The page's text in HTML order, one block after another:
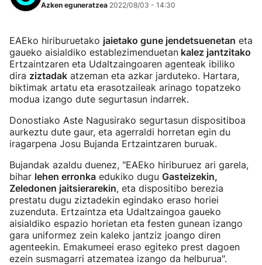
Azken eguneratzea 2022/08/03 - 14:30
EAEko hiriburuetako jaietako gune jendetsuenetan eta
gaueko aisialdiko establezimenduetan kalez jantzitako
Ertzaintzaren eta Udaltzaingoaren agenteak ibiliko
dira ziztadak atzeman eta azkar jarduteko. Hartara,
biktimak artatu eta erasotzaileak arinago topatzeko
modua izango dute segurtasun indarrek.
Donostiako Aste Nagusirako segurtasun dispositiboa
aurkeztu dute gaur, eta agerraldi horretan egin du
iragarpena Josu Bujanda Ertzaintzaren buruak.
Bujandak azaldu duenez, "EAEko hiriburuez ari garela,
bihar lehen erronka edukiko dugu Gasteizekin,
Zeledonen jaitsierarekin, eta dispositibo berezia
prestatu dugu ziztadekin egindako eraso horiei
zuzenduta. Ertzaintza eta Udaltzaingoa gaueko
aisialdiko espazio horietan eta festen gunean izango
gara uniformez zein kaleko jantziz joango diren
agenteekin. Emakumeei eraso egiteko prest dagoen
ezein susmagarri atzematea izango da helburua".